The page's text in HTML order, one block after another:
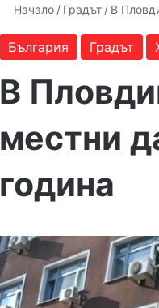
Начало / Градът / В
България Градът
В
местни
година